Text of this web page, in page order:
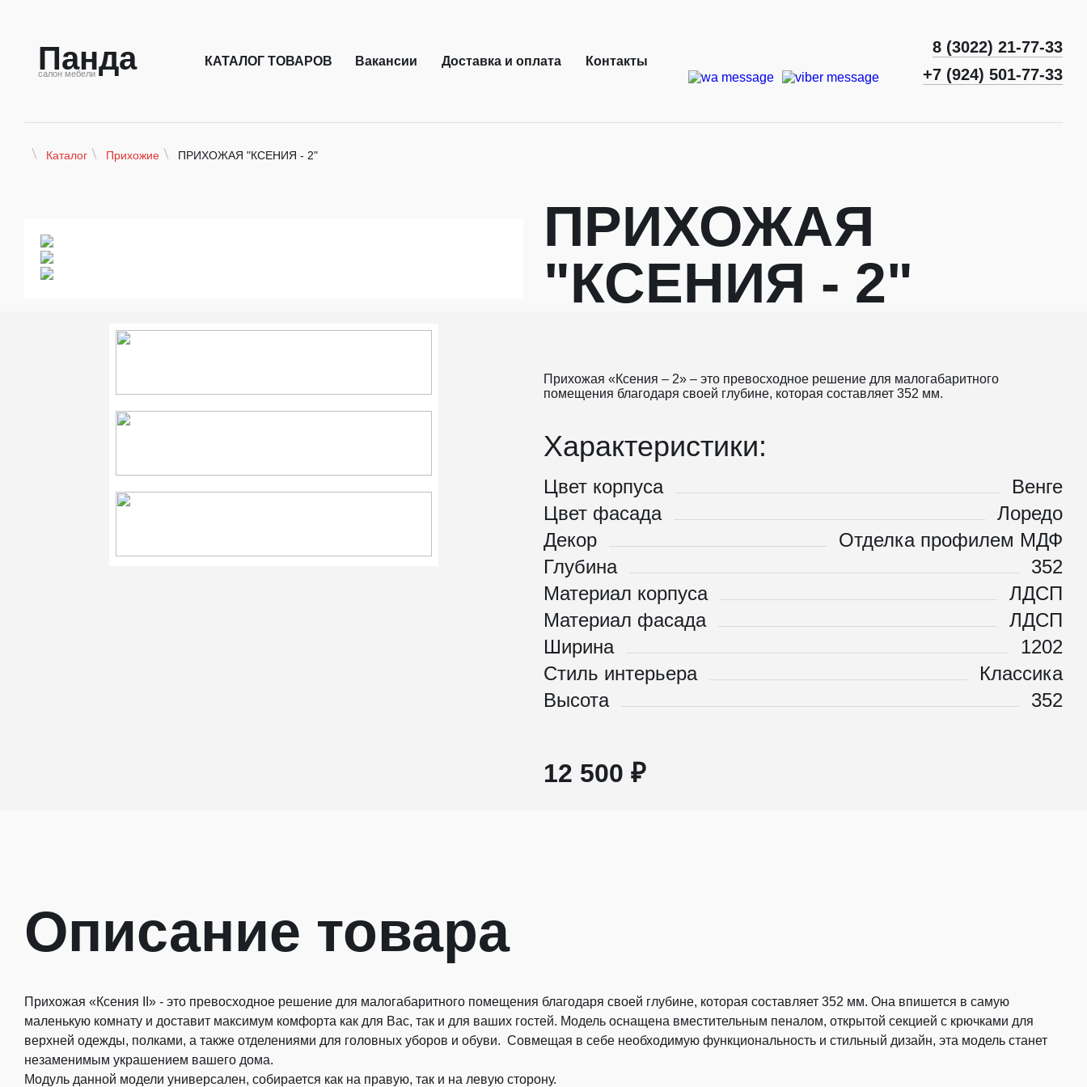
Панда
салон мебели
КАТАЛОГ ТОВАРОВ Вакансии Доставка и оплата Контакты
8 (3022) 21-77-33
+7 (924) 501-77-33
Каталог Прихожие ПРИХОЖАЯ "КСЕНИЯ - 2"
ПРИХОЖАЯ
"КСЕНИЯ - 2"
Прихожая «Ксения – 2» – это превосходное решение для малогабаритного
помещения благодаря своей глубине, которая составляет 352 мм.
Характеристики:
Цвет корпуса
Венге
Цвет фасада
Лоредо
Декор
Отделка профилем МДФ
Глубина
352
Материал корпуса
ЛДСП
Материал фасада
ЛДСП
Ширина
1202
Стиль интерьера
Классика
Высота
352
12 500 ₽
Описание товара
Прихожая «Ксения II» - это превосходное решение для малогабаритного помещения благодаря своей глубине, которая составляет 352 мм. Она впишется в самую
маленькую комнату и доставит максимум комфорта как для Вас, так и для ваших гостей. Модель оснащена вместительным пеналом, открытой секцией с крючками для
верхней одежды, полками, а также отделениями для головных уборов и обуви. Совмещая в себе необходимую функциональность и стильный дизайн, эта модель станет
незаменимым украшением вашего дома.
Модуль данной модели универсален, собирается как на правую, так и на левую сторону.